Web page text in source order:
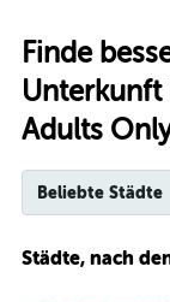
Finde
Unterkunft
Adults
Beliebte Städte
Städte, nach